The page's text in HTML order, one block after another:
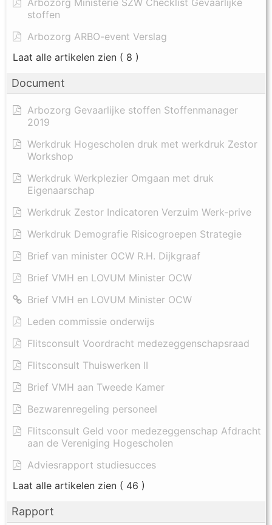
stoffen
Arbozorg ARBO-event Verslag
Laat alle artikelen zien ( 8 )
Document
Arbozorg Gevaarlijke stoffen Stoffenmanager
2019
Werkdruk Hogescholen druk met werkdruk Zestor
Workshop
Werkdruk Werkplezier Omgaan met druk
Eigenaarschap
Werkdruk Zestor Indicatoren Verzuim Werk-prive
Werkdruk Demografie Risicogroepen Strategie
Brief van minister OCW R.H. Dijkgraaf
Brief VMH en LOVUM Minister OCW
Brief VMH en LOVUM Minister OCW
Leden commissie onderwijs
Flitsconsult Voordracht medezeggenschapsraad
Flitsconsult Thuiswerken II
Brief VMH aan Tweede Kamer
Bezwarenregeling personeel
Flitsconsult Geld voor medezeggenschap Afdracht
aan de Vereniging Hogescholen
Adviesrapport studiesucces
Laat alle artikelen zien ( 46 )
Rapport